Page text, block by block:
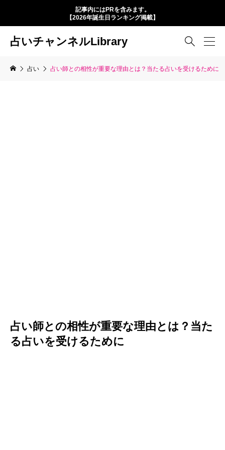
記事内にはPRを含みます。
【2026年誕生日ランキング掲載】
占いチャンネルLibrary 
占い 占い師との相性が重要な理由とは？当たる占いを受けるために
占い師との相性が重要な理由とは？当た
る占いを受けるために